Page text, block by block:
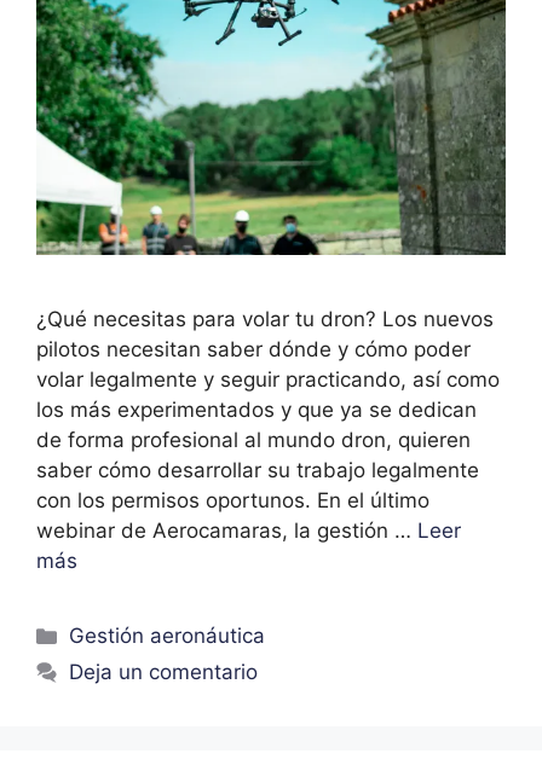
¿Qué necesitas para volar tu dron? Los nuevos
pilotos necesitan saber dónde y cómo poder
volar legalmente y seguir practicando, así como
los más experimentados y que ya se dedican
de forma profesional al mundo dron, quieren
saber cómo desarrollar su trabajo legalmente
con los permisos oportunos. En el último
webinar de Aerocamaras, la gestión … Leer
más
Gestión aeronáutica
Deja un comentario